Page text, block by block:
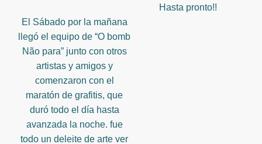
El Sábado por la mañana
llegó el equipo de “O bomb
Não para” junto con otros
artistas y amigos y
comenzaron con el
maratón de grafitis, que
duró todo el día hasta
avanzada la noche. fue
todo un deleite de arte ver
Hasta pronto!!